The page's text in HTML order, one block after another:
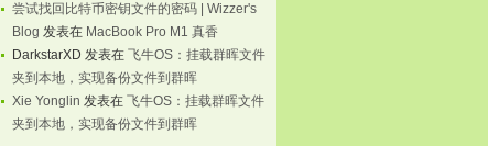
尝试找回比特币密钥文件的密码 | Wizzer's
Blog 发表在 MacBook Pro M1 真香
DarkstarXD 发表在 飞牛OS：挂载群晖文件
夹到本地，实现备份文件到群晖
Xie Yonglin 发表在 飞牛OS：挂载群晖文件
夹到本地，实现备份文件到群晖